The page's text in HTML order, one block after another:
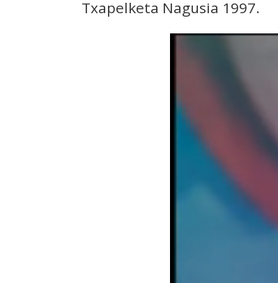
Txapelketa Nagusia 1997.